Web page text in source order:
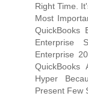
Right Time.
Most
QuickBooks
Enterprise
Enterprise
Hyper
Present Few